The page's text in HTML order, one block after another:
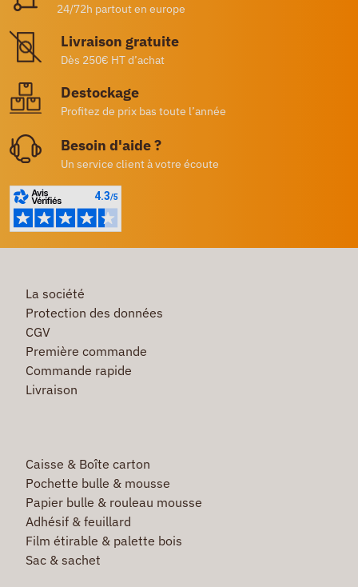
24/72h partout en europe
Livraison gratuite
Dès 250€ HT d’achat
Destockage
Profitez de prix bas toute l’année
Besoin d'aide ?
Un service client à votre écoute
La société
Protection des données
CGV
Première commande
Commande rapide
Livraison
Caisse & Boîte carton
Pochette bulle & mousse
Papier bulle & rouleau mousse
Adhésif & feuillard
Film étirable & palette bois
Sac & sachet